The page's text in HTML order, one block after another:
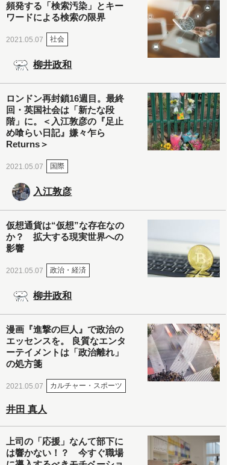
頻発する「検索汚染」とキー
ワードによる検索の限界
2021.05.07 社会
柳井政和
ロンドン再封鎖16週目。最終
回・英国社会は「新たな段
階」に。＜入江敦彦の『足止
め喰らい日記』嫌々乍ら
Returns＞
2021.05.07 国際
入江敦彦
仮想通貨は“仮想”な存在なの
か？ 拡大する現実世界への
影響
2021.05.07 政治・経済
柳井政和
漫画『進撃の巨人』で政治の
エッセンスを。 良質なエンタ
ーテイメントは「政治離れ」
の処方箋
2021.05.07 カルチャー・スポーツ
井田 真人
上司の「応援」なんて部下に
は響かない！？ 今すぐ職場